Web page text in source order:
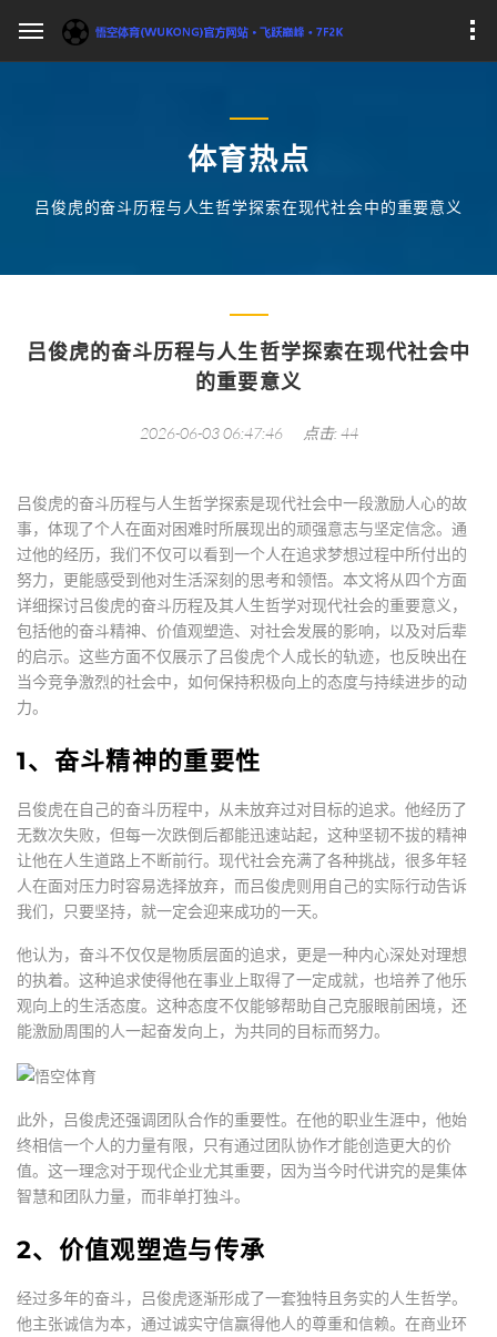
体育热点
吕俊虎的奋斗历程与人生哲学探索在现代社会中的重要意义
吕俊虎的奋斗历程与人生哲学探索在现代社会中
的重要意义
2026-06-03 06:47:46 点击: 44
吕俊虎的奋斗历程与人生哲学探索是现代社会中一段激励人心的故
事，体现了个人在面对困难时所展现出的顽强意志与坚定信念。通
过他的经历，我们不仅可以看到一个人在追求梦想过程中所付出的
努力，更能感受到他对生活深刻的思考和领悟。本文将从四个方面
详细探讨吕俊虎的奋斗历程及其人生哲学对现代社会的重要意义，
包括他的奋斗精神、价值观塑造、对社会发展的影响，以及对后辈
的启示。这些方面不仅展示了吕俊虎个人成长的轨迹，也反映出在
当今竞争激烈的社会中，如何保持积极向上的态度与持续进步的动
力。
1、奋斗精神的重要性
吕俊虎在自己的奋斗历程中，从未放弃过对目标的追求。他经历了
无数次失败，但每一次跌倒后都能迅速站起，这种坚韧不拔的精神
让他在人生道路上不断前行。现代社会充满了各种挑战，很多年轻
人在面对压力时容易选择放弃，而吕俊虎则用自己的实际行动告诉
我们，只要坚持，就一定会迎来成功的一天。
他认为，奋斗不仅仅是物质层面的追求，更是一种内心深处对理想
的执着。这种追求使得他在事业上取得了一定成就，也培养了他乐
观向上的生活态度。这种态度不仅能够帮助自己克服眼前困境，还
能激励周围的人一起奋发向上，为共同的目标而努力。
此外，吕俊虎还强调团队合作的重要性。在他的职业生涯中，他始
终相信一个人的力量有限，只有通过团队协作才能创造更大的价
值。这一理念对于现代企业尤其重要，因为当今时代讲究的是集体
智慧和团队力量，而非单打独斗。
2、价值观塑造与传承
经过多年的奋斗，吕俊虎逐渐形成了一套独特且务实的人生哲学。
他主张诚信为本，通过诚实守信赢得他人的尊重和信赖。在商业环